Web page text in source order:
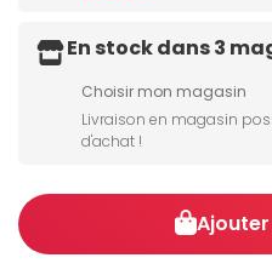
En stock dans 3
Choisir mon magasin
Livraison en magasin
d'achat !